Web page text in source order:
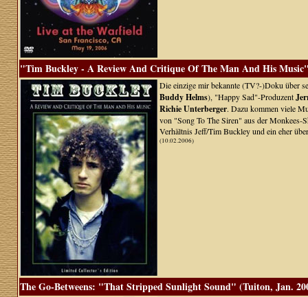
"Tim Buckley - A Review And Critique Of The Man And His
Die einzige mir bekannte (TV?-)Doku über
Buddy Helms), "Happy Sad"-Produzent
Richie Unterberger. Dazu kommen viele
von "Song To The Siren" aus der Monkees-
Verhältnis Jeff/Tim Buckley und ein eher
(10.02.2006)
The Go-Betweens: "That Stripped Sunlight Sound" (Tuiton, Jan.